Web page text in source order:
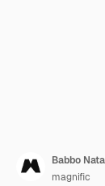
magnific